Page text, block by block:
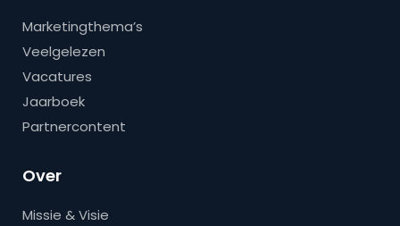
Marketingthema’s
Veelgelezen
Vacatures
Jaarboek
Partnercontent
Over
Missie & Visie